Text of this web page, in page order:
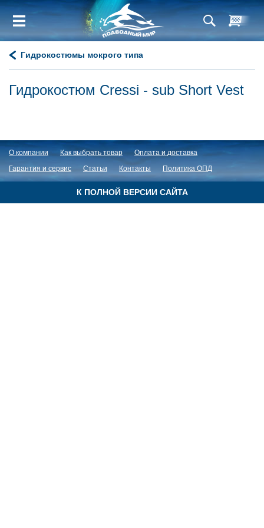
Гидрокостюмы мокрого типа
Гидрокостюм Cressi - sub Short Vest
О компании Как выбрать товар
Оплата и доставка
Гарантия и сервис
Статьи Контакты Политика ОПД
К ПОЛНОЙ ВЕРСИИ САЙТА